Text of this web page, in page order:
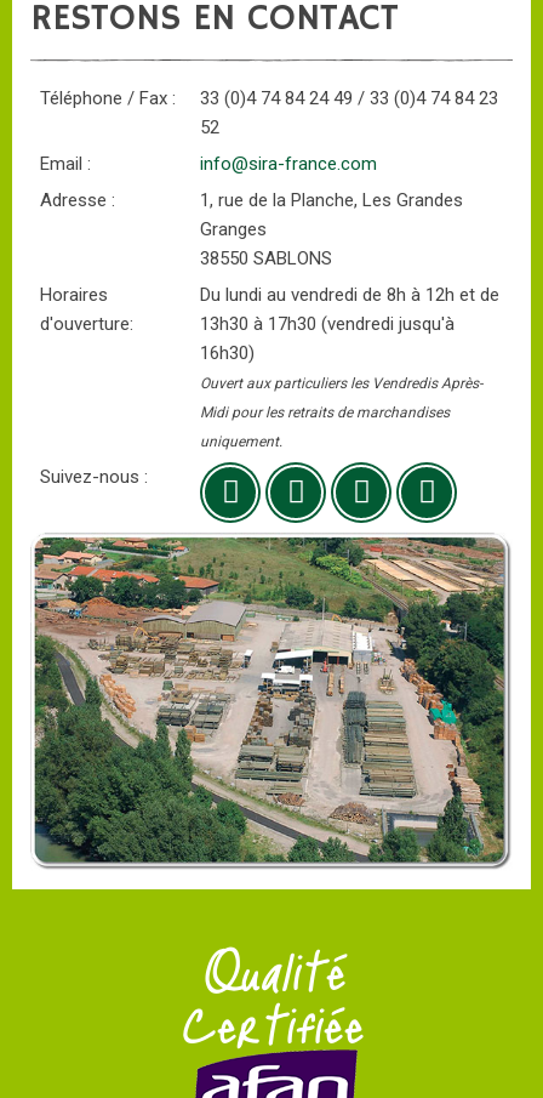
RESTONS EN CONTACT
Téléphone / Fax :
33 (0)4 74 84 24 49 / 33 (0)4 74 84 23
52
Email :
info@sira-france.com
Adresse :
1, rue de la Planche, Les Grandes
Granges
38550 SABLONS
Horaires
d'ouverture:
Du lundi au vendredi de 8h à 12h et de
13h30 à 17h30 (vendredi jusqu'à
16h30)
Ouvert aux particuliers les Vendredis Après-
Midi pour les retraits de marchandises
uniquement.
Suivez-nous :
Qualité
Certifiée